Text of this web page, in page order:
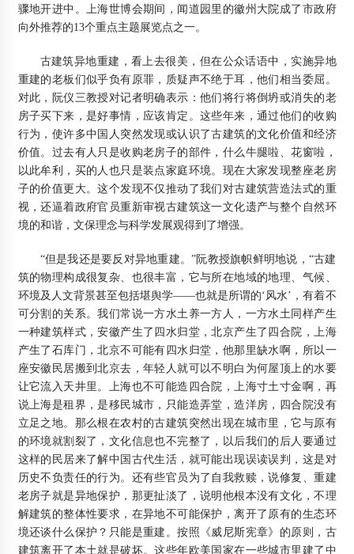
骤地开进中。上海世博会期间，闻道园里的徽州大院成了市政府
向外推荐的13个重点主题展览点之一。
古建筑异地重建，看上去很美，但在公众话语中，实施异地
重建的老板们似乎负有原罪，质疑声不绝于耳，他们相当委屈。
对此，阮仪三教授对记者明确表示：他们将行将倒坍或消失的老
房子买下来，是好事情，应该肯定。这些年来，通过他们的收购
行为，使许多中国人突然发现或认识了古建筑的文化价值和经济
价值。过去有人只是收购老房子的部件，什么牛腿啦、花窗啦，
以此牟利，买的人也只是装点家庭环境。现在大家发现整座老房
子的价值更大。这个发现不仅推动了我们对古建筑营造法式的重
视，还逼着政府官员重新审视古建筑这一文化遗产与整个自然环
境的和谐，文保理念与科学发展观得到了增强。
“但是我还是要反对异地重建。”阮教授旗帜鲜明地说，“古建
筑的物理构成很复杂、也很丰富，它与所在地域的地理、气候、
环境及人文背景甚至包括堪舆学——也就是所谓的‘风水’，有着不
可分割的关系。我们常说一方水土养一方人，一方水土同样产生
一种建筑样式，安徽产生了四水归堂，北京产生了四合院，上海
产生了石库门，北京不可能有四水归堂，他那里缺水啊，所以一
座安徽民居搬到北京去，年轻人就可以不明白为何屋顶上的水要
让它流入天井里。上海也不可能造四合院，上海寸土寸金啊，再
说上海是租界，是移民城市，只能造弄堂，造洋房，四合院没有
立足之地。那么根在农村的古建筑突然出现在城市里，它与原有
的环境就割裂了，文化信息也不完整了，以后我们的后人要通过
这样的民居来了解中国古代生活，就可能出现误读误判，这是对
历史不负责任的行为。还有些官员为了自我救赎，说修复、重建
老房子就是异地保护，那更扯淡了，说明他根本没有文化，不理
解建筑的整体性要求，在异地不可能保护，离开了原有的生态环
境还谈什么保护？只能是重建。按照《威尼斯宪章》的原则，古
建筑离开了本土就是破坏。这些年欧美国家在一些城市里建了中